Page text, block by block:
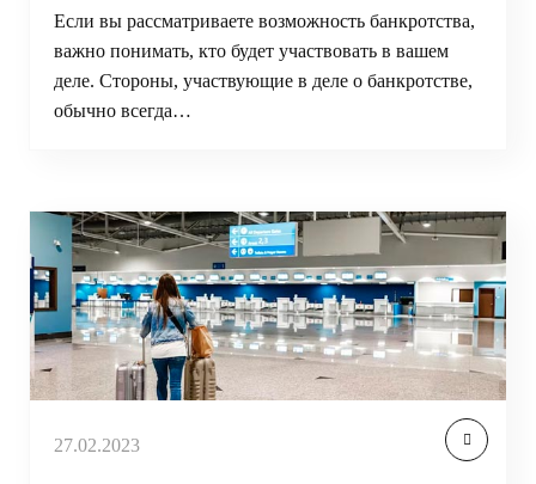
Если вы рассматриваете возможность банкротства,
важно понимать, кто будет участвовать в вашем
деле. Стороны, участвующие в деле о банкротстве,
обычно всегда…
27.02.2023